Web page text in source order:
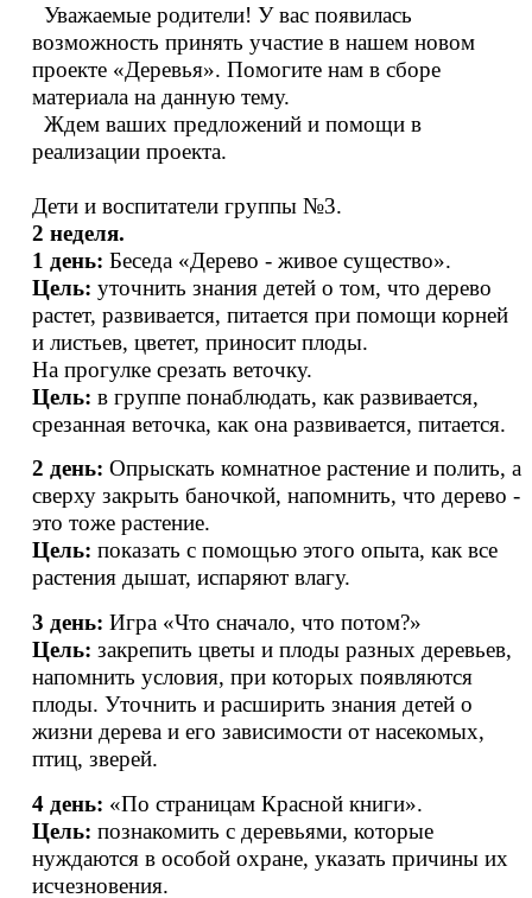
Уважаемые родители! У вас появилась
возможность принять участие в нашем новом
проекте «Деревья». Помогите нам в сборе
материала на данную тему.
Ждем ваших предложений и помощи в
реализации проекта.
Дети и воспитатели группы №3.
2 неделя.
1 день: Беседа «Дерево - живое существо».
Цель: уточнить знания детей о том, что дерево
растет, развивается, питается при помощи корней
и листьев, цветет, приносит плоды.
На прогулке срезать веточку.
Цель: в группе понаблюдать, как развивается,
срезанная веточка, как она развивается, питается.
2 день: Опрыскать комнатное растение и полить, а
сверху закрыть баночкой, напомнить, что дерево -
это тоже растение.
Цель: показать с помощью этого опыта, как все
растения дышат, испаряют влагу.
3 день: Игра «Что сначало, что потом?»
Цель: закрепить цветы и плоды разных деревьев,
напомнить условия, при которых появляются
плоды. Уточнить и расширить знания детей о
жизни дерева и его зависимости от насекомых,
птиц, зверей.
4 день: «По страницам Красной книги».
Цель: познакомить с деревьями, которые
нуждаются в особой охране, указать причины их
исчезновения.